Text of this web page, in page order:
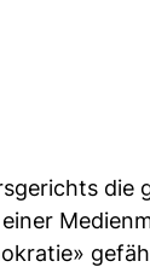
die